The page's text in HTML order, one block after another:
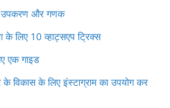
उपकरण और गणक
के लिए 10 व्हाट्सएप ट्रिक्स
एक गाइड
विकास के लिए इंस्टाग्राम का उपयोग कर